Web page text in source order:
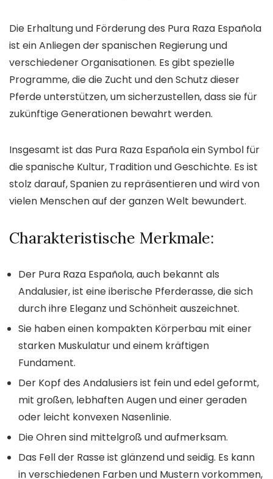
Die Erhaltung und Förderung des Pura Raza Española
ist ein Anliegen der spanischen Regierung und
verschiedener Organisationen. Es gibt spezielle
Programme, die die Zucht und den Schutz dieser
Pferde unterstützen, um sicherzustellen, dass sie für
zukünftige Generationen bewahrt werden.
Insgesamt ist das Pura Raza Española ein Symbol für
die spanische Kultur, Tradition und Geschichte. Es ist
stolz darauf, Spanien zu repräsentieren und wird von
vielen Menschen auf der ganzen Welt bewundert.
Charakteristische Merkmale:
Der Pura Raza Española, auch bekannt als
Andalusier, ist eine iberische Pferderasse, die sich
durch ihre Eleganz und Schönheit auszeichnet.
Sie haben einen kompakten Körperbau mit einer
starken Muskulatur und einem kräftigen
Fundament.
Der Kopf des Andalusiers ist fein und edel geformt,
mit großen, lebhaften Augen und einer geraden
oder leicht konvexen Nasenlinie.
Die Ohren sind mittelgroß und aufmerksam.
Das Fell der Rasse ist glänzend und seidig. Es kann
in verschiedenen Farben und Mustern vorkommen,